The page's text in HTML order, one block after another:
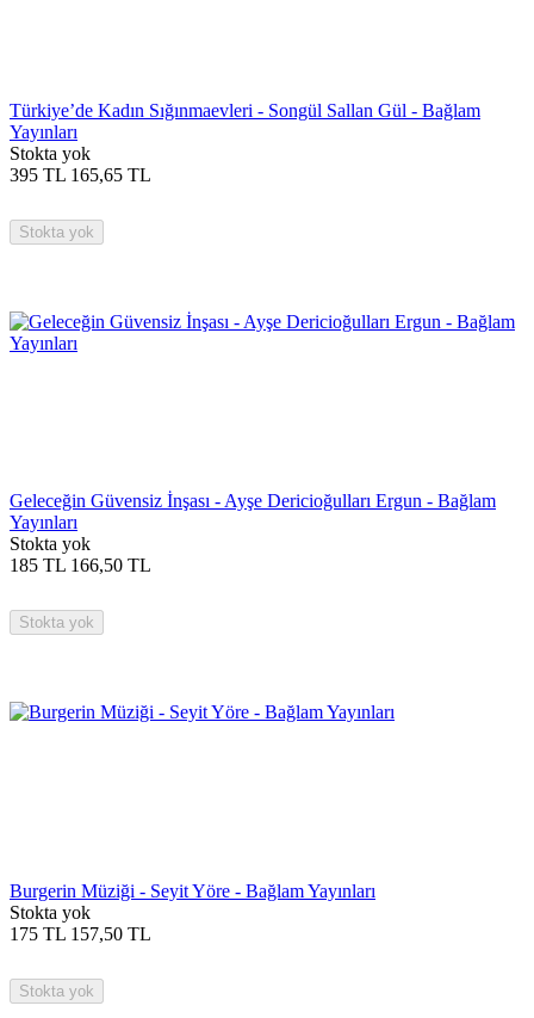
Türkiye’de Kadın Sığınmaevleri - Songül Sallan Gül - Bağlam
Yayınları
Stokta yok
395 TL 165,65 TL
Stokta yok
Geleceğin Güvensiz İnşası - Ayşe Dericioğulları Ergun - Bağlam
Yayınları
Stokta yok
185 TL 166,50 TL
Stokta yok
Burgerin Müziği - Seyit Yöre - Bağlam Yayınları
Stokta yok
175 TL 157,50 TL
Stokta yok